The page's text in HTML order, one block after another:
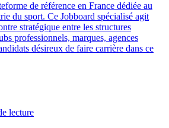
de référence en France dédiée au
du sport. Ce Jobboard spécialisé agit
stratégique entre les structures
professionnels, marques, agences
désireux de faire carrière dans ce
lecture